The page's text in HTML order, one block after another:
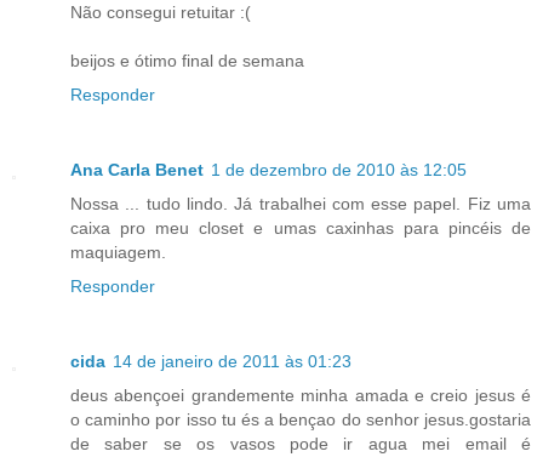
Não consegui retuitar :(
beijos e ótimo final de semana
Responder
Ana Carla Benet 1 de dezembro de 2010 às 12:05
Nossa ... tudo lindo. Já trabalhei com esse papel. Fiz uma
caixa pro meu closet e umas caxinhas para pincéis de
maquiagem.
Responder
cida 14 de janeiro de 2011 às 01:23
deus abençoei grandemente minha amada e creio jesus é
o caminho por isso tu és a bençao do senhor jesus.gostaria
de saber se os vasos pode ir agua mei email é